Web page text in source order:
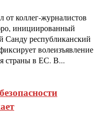
от коллег-журналистов
инициированный
республиканский
волеизъявление
страны в ЕС. В...